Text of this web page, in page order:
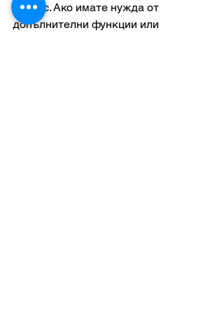
бизнес. Ако имате нужда от
допълнителни функции или